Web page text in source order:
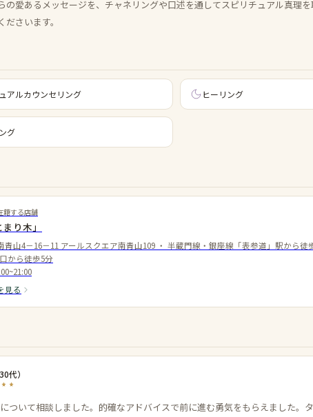
の愛あるメッセージを、チャネリングや口述を通してスピリチュアル真理
さいます。
アルカウンセリング ヒーリング
グ
籍する店舗
り木」
青山4－16－11 アールスクエア南青山109 ・ 半蔵門線・銀座線「表参道」駅から徒
から徒歩5分
見る
30代）
ついて相談しました。的確なアドバイスで前に進む勇気をもらえました。